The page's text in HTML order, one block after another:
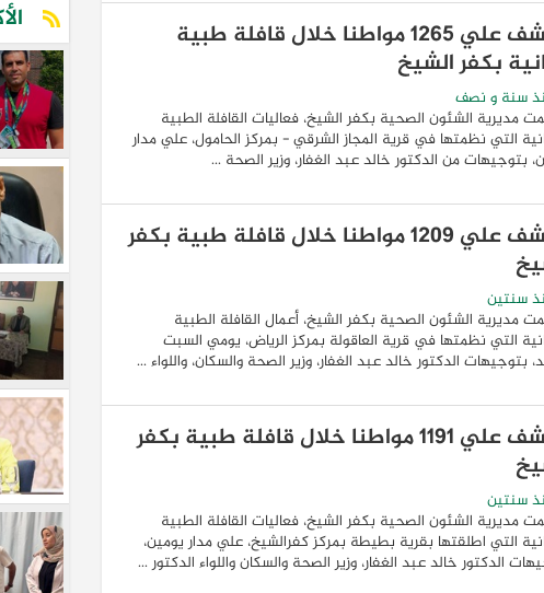
الكشف علي 1265 مواطنا خلال قافلة طبية
بكفر الشيخ
سنة و نصف
مديرية الشئون الصحية بكفر الشيخ، فعاليات القافلة الطبية
التي نظمتها في قرية المجاز الشرقي - بمركز الحامول، علي مدار
بتوجيهات من الدكتور خالد عبد الغفار، وزير الصحة ...
الكشف علي 1209 مواطنا خلال قافلة طبية بكفر
سنتين
مديرية الشئون الصحية بكفر الشيخ، أعمال القافلة الطبية
التي نظمتها في قرية العاقولة بمركز الرياض، يومي السبت
بتوجيهات الدكتور خالد عبد الغفار، وزير الصحة والسكان، واللواء ...
الكشف علي 1191 مواطنا خلال قافلة طبية بكفر
سنتين
مديرية الشئون الصحية بكفر الشيخ، فعاليات القافلة الطبية
التي اطلقتها بقرية بطيطة بمركز كفرالشيخ، علي مدار يومين،
الدكتور خالد عبد الغفار، وزير الصحة والسكان واللواء الدكتور ...